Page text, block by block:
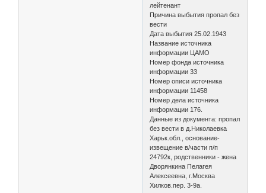
лейтенант
Причина выбытия пропал без
вести
Дата выбытия 25.02.1943
Название источника
информации ЦАМО
Номер фонда источника
информации 33
Номер описи источника
информации 11458
Номер дела источника
информации 176.
Данные из документа: пропал
без вести в д.Николаевка
Харьк.обл., основание-
извещение в/части п/п
24792к, родственники - жена
Дворянкина Пелагея
Алексеевна, г.Москва
Хилков.пер. 3-9а.